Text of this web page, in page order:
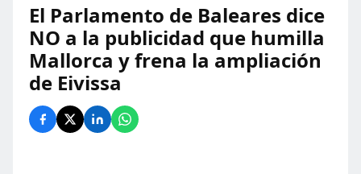
El Parlamento de Baleares dice
NO a la publicidad que humilla
Mallorca y frena la ampliación
de Eivissa